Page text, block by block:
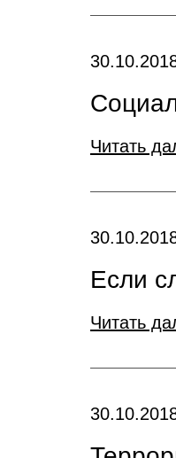
Читать
Если
Читать